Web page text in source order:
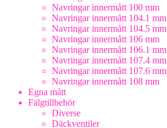
Navringar innermått 100 mm
Navringar innermått 104.1 mm
Navringar innermått 104.5 mm
Navringar innermått 106 mm
Navringar innermått 106.1 mm
Navringar innermått 107.4 mm
Navringar innermått 107.6 mm
Navringar innermått 108 mm
Egna mått
Fälgtillbehör
Diverse
Däckventiler